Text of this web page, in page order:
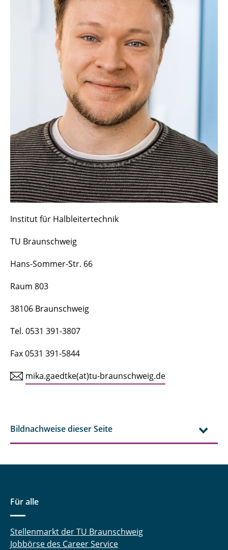
Institut für Halbleitertechnik
TU Braunschweig
Hans-Sommer-Str. 66
Raum 803
38106 Braunschweig
Tel. 0531 391-3807
Fax 0531 391-5844
mika.gaedtke(at)tu-braunschweig.de
Bildnachweise dieser Seite
Für alle
Stellenmarkt der TU Braunschweig
Jobbörse des Career Service